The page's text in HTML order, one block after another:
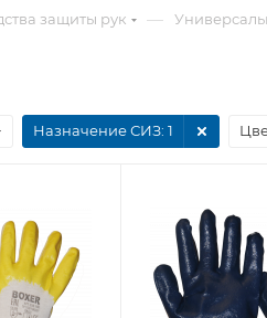
защиты рук —
Назначение СИЗ: 1